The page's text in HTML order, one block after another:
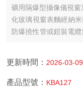
礦用隔爆型攝像儀視
化玻璃視窗表麵經納
防爆撓性管或鎧裝電
更新時間： 2026-03-09
產品型號： KBA127